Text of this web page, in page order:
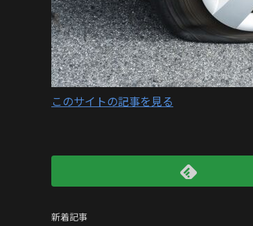
このサイトの記事を見る
新着記事